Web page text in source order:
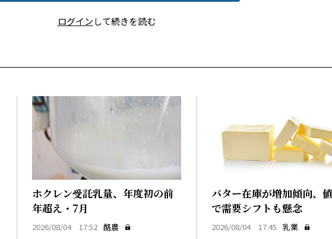
ログインして続きを読む
ホクレン受託乳量、年度初の前
年超え・7月
2026/08/04 17:52 酪農
バター在庫が増加傾向、
で需要シフトも懸念
2026/08/04 17:45 乳業